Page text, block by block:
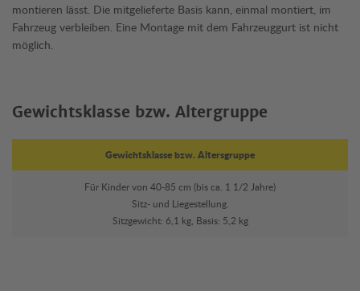
montieren lässt. Die mitgelieferte Basis kann, einmal montiert, im
Fahrzeug verbleiben. Eine Montage mit dem Fahrzeuggurt ist nicht
möglich.
Gewichtsklasse bzw. Altergruppe
Gewichtsklasse bzw. Altersgruppe
Für Kinder von 40-85 cm (bis ca. 1 1/2 Jahre)
Sitz- und Liegestellung.
Sitzgewicht: 6,1 kg, Basis: 5,2 kg